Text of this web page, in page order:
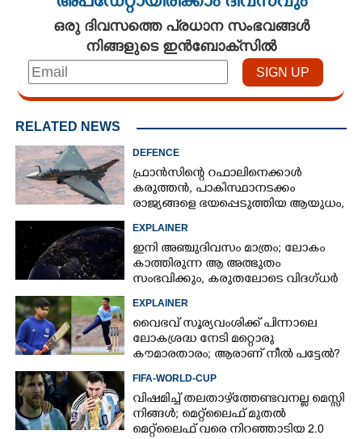
ഒരു ദിവസത്തെ പ്രധാന സംഭവങ്ങൾ
നിങ്ങളുടെ ഇൻബോക്സിൽ
RELATED NEWS
DEFENCE
ഫ്രാൻസിന്റെ റഫാലിനെക്കാൾ
കരുത്തൻ,​ പാകിസ്ഥാനടക്കം
രാജ്യങ്ങളെ ഭയപ്പെടുത്തിയ ആയുധം,​
ഇന്ത്യ നിർമ്മിച്ച എണ്ണം 100ലേക്ക്
EXPLAINER
ഇനി അഞ്ചുദിവസം മാത്രം; ലോകം
കാത്തിരുന്ന ആ അത്ഭുതം
സംഭവിക്കും, കരുതലോടെ വിദഗ്ധർ
EXPLAINER
വൈഭവ് സൂര്യവംശിക്ക് പിന്നാലെ
ലോകശ്രദ്ധ നേടി മറ്റൊരു
കൗമാരതാരം; ആരാണ് നീൽ പട്ടേൽ?
FIFA-WORLD-CUP
വിഷമിച്ച് തലതാഴ്‌ത്തേണ്ടവനല്ല മെസ്സി
നിങ്ങള്‍; മെറ്റ്‌ലൈഫ് മുതല്‍
മെറ്റ്‌ലൈഫ് വരെ നിറഞ്ഞാടിയ 2.0
×
Copy Link